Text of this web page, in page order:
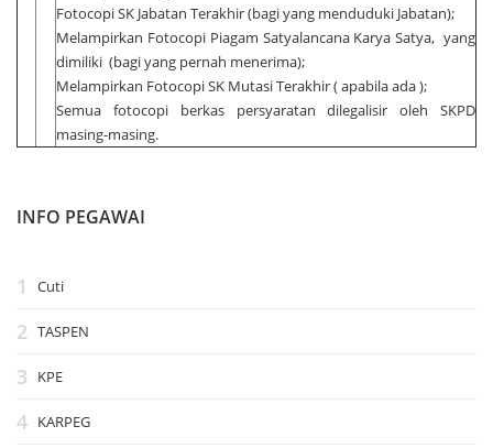
Fotocopi SK Jabatan Terakhir (bagi yang menduduki Jabatan);
Melampirkan Fotocopi Piagam Satyalancana Karya Satya, yang
dimiliki (bagi yang pernah menerima);
Melampirkan Fotocopi SK Mutasi Terakhir ( apabila ada );
Semua fotocopi berkas persyaratan dilegalisir oleh SKPD
masing-masing.
INFO PEGAWAI
Cuti
TASPEN
KPE
KARPEG